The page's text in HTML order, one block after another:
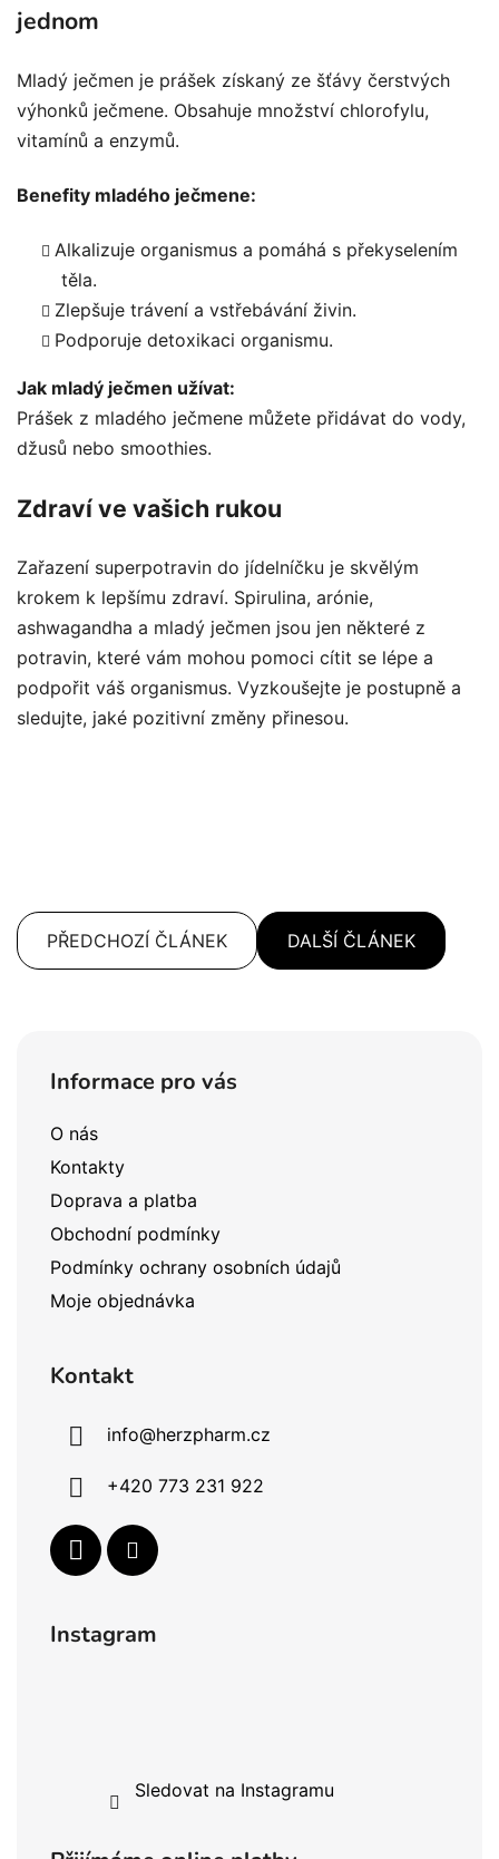
jednom
Mladý ječmen je prášek získaný ze šťávy čerstvých
výhonků ječmene. Obsahuje množství chlorofylu,
vitamínů a enzymů.
Benefity mladého ječmene:
Alkalizuje organismus a pomáhá s překyselením
těla.
Zlepšuje trávení a vstřebávání živin.
Podporuje detoxikaci organismu.
Jak mladý ječmen užívat:
Prášek z mladého ječmene můžete přidávat do vody,
džusů nebo smoothies.
Zdraví ve vašich rukou
Zařazení superpotravin do jídelníčku je skvělým
krokem k lepšímu zdraví. Spirulina, arónie,
ashwagandha a mladý ječmen jsou jen některé z
potravin, které vám mohou pomoci cítit se lépe a
podpořit váš organismus. Vyzkoušejte je postupně a
sledujte, jaké pozitivní změny přinesou.
PŘEDCHOZÍ ČLÁNEK DALŠÍ ČLÁNEK
Informace pro vás
O nás
Kontakty
Doprava a platba
Obchodní podmínky
Podmínky ochrany osobních údajů
Moje objednávka
Kontakt
info@herzpharm.cz
+420 773 231 922
Instagram
Sledovat na Instagramu